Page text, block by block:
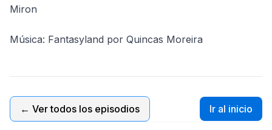
Miron
Música: Fantasyland por Quincas Moreira
← Ver todos los episodios Ir al inicio